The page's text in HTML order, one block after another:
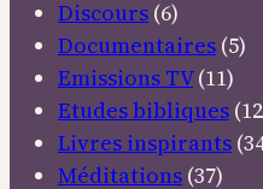
Discours (6)
Documentaires (5)
Emissions TV(11)
Etudes bibliques
Livres inspirants
Méditations (37)